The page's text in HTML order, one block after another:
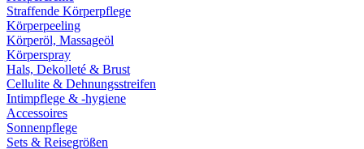
Straffende Körperpflege
Körperpeeling
Körperöl, Massageöl
Körperspray
Hals, Dekolleté & Brust
Cellulite & Dehnungsstreifen
Intimpflege & -hygiene
Accessoires
Sonnenpflege
Sets & Reisegrößen